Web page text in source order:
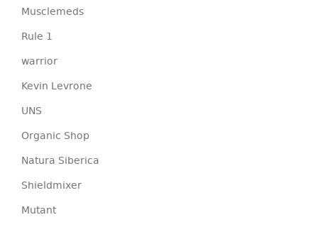
Musclemeds
Rule 1
warrior
Kevin Levrone
UNS
Organic Shop
Natura Siberica
Shieldmixer
Mutant